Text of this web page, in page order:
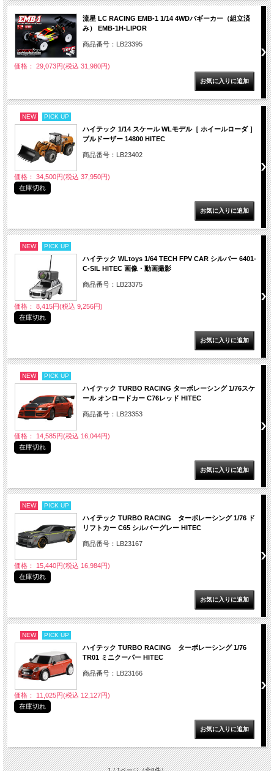
流星 LC RACING EMB-1 1/14 4WDバギーカー（組立済
み） EMB-1H-LIPOR
商品番号：LB23395
価格： 29,073円(税込 31,980円)
NEW PICK UP
ハイテック 1/14 スケール WLモデル［ ホイールローダ ］
ブルドーザー 14800 HITEC
商品番号：LB23402
価格： 34,500円(税込 37,950円)
在庫切れ
NEW PICK UP
ハイテック WLtoys 1/64 TECH FPV CAR シルバー 6401-
C-SIL HITEC 画像・動画撮影
商品番号：LB23375
価格： 8,415円(税込 9,256円)
在庫切れ
NEW PICK UP
ハイテック TURBO RACING ターボレーシング 1/76スケ
ール オンロードカー C76レッド HITEC
商品番号：LB23353
価格： 14,585円(税込 16,044円)
在庫切れ
NEW PICK UP
ハイテック TURBO RACING ターボレーシング 1/76 ド
リフトカー C65 シルバーグレー HITEC
商品番号：LB23167
価格： 15,440円(税込 16,984円)
在庫切れ
NEW PICK UP
ハイテック TURBO RACING ターボレーシング 1/76
TR01 ミニクーパー HITEC
商品番号：LB23166
価格： 11,025円(税込 12,127円)
在庫切れ